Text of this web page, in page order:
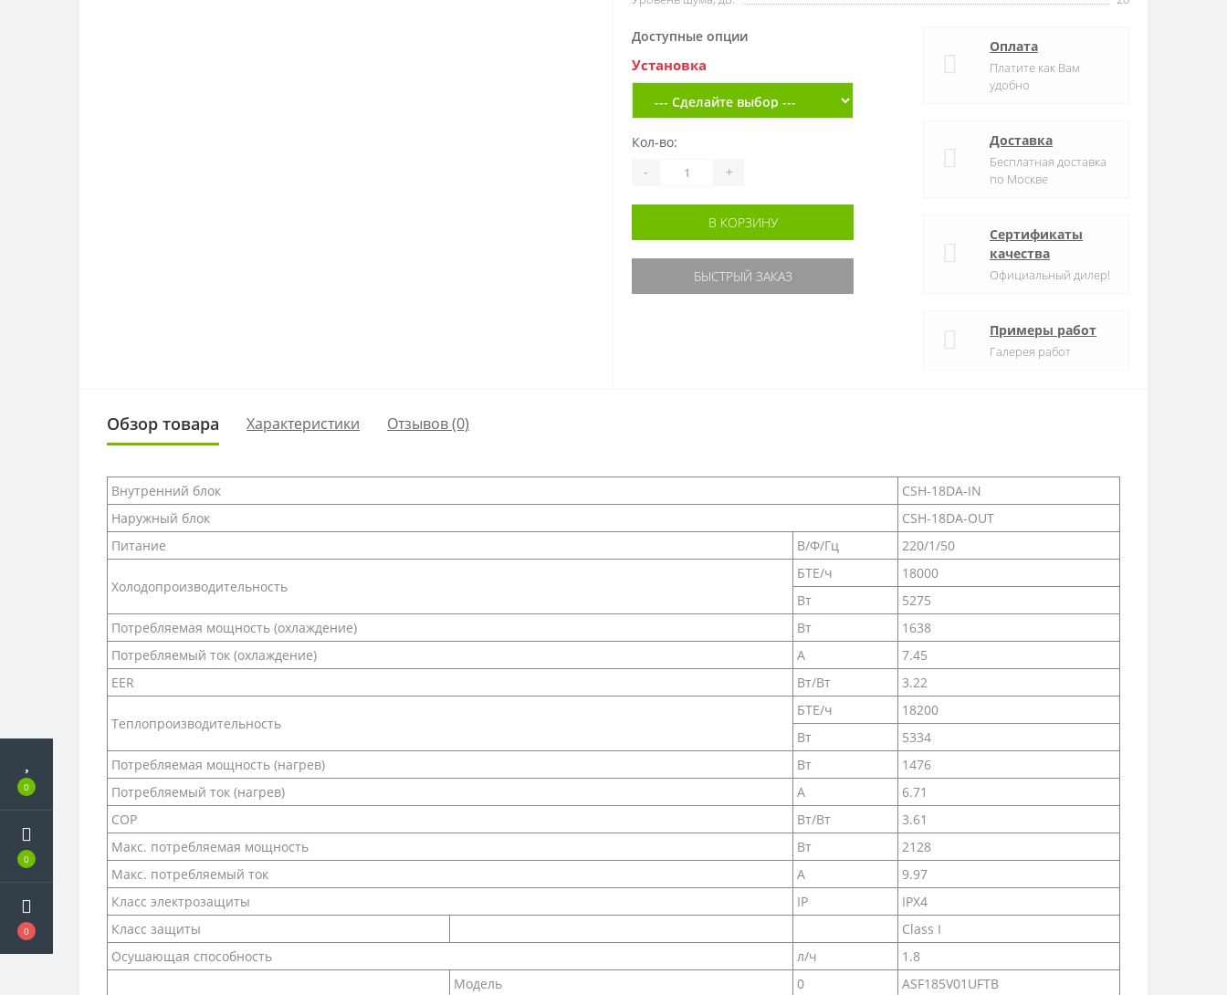
0
0
0
Доступные опции
Установка
Кол-во:
- +
В КОРЗИНУ
БЫСТРЫЙ ЗАКАЗ
Оплата
Платите как Вам
удобно
Доставка
Бесплатная доставка
по Москве
Сертификаты
качества
Официальный дилер!
Примеры работ
Галерея работ
Обзор товара Характеристики Отзывов (0)
Внутренний блок
CSH-18DA-IN
Наружный блок
CSH-18DA-OUT
Питание
В/Ф/Гц 220/1/50
Холодопроизводительность
БТЕ/ч
18000
Вт
5275
Потребляемая мощность (охлаждение)
Вт
1638
Потребляемый ток (охлаждение)
А
7.45
EER
Вт/Вт 3.22
Теплопроизводительность
БТЕ/ч
18200
Вт
5334
Потребляемая мощность (нагрев)
Вт
1476
Потребляемый ток (нагрев)
А
6.71
COP
Вт/Вт
3.61
Макс. потребляемая мощность
Вт
2128
Макс. потребляемый ток
А
9.97
Класс электрозащиты
IP
IPX4
Класс защиты
Class I
Осушающая способность
л/ч 1.8
Модель 0
ASF185V01UFTB